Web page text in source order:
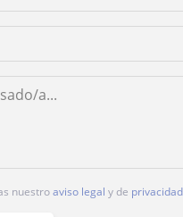
nuestroaviso legal y de privacidad